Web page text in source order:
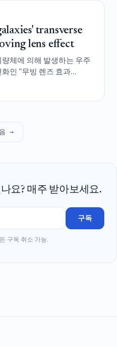
관련한 평균장 이론의 예측
transverse
lens effect
체에 의해 발생하는 우주
인 "무빙 렌즈 효과
함으로써, 우주의 거대한
→
요? 매주 받아보세요.
구독
구독 취소 가능.